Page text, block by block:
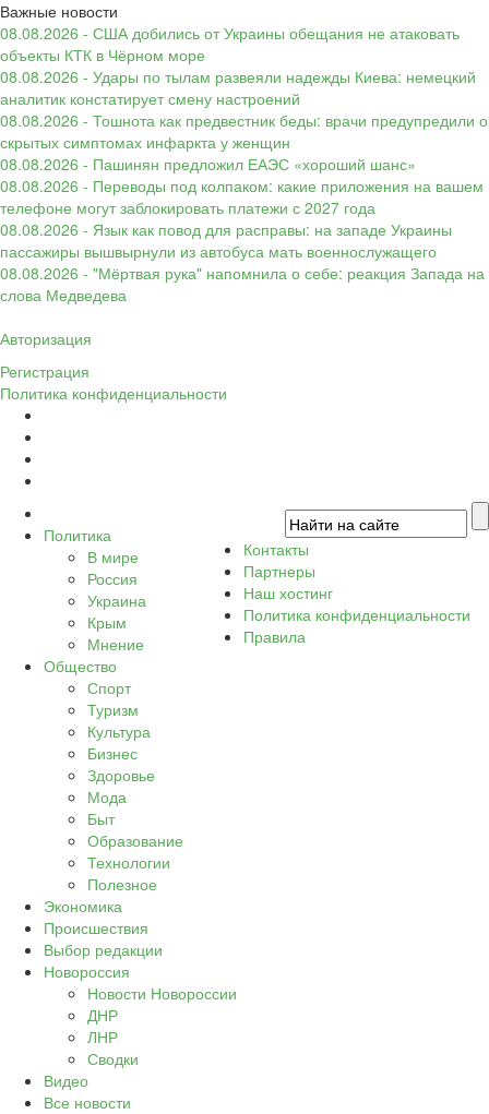
Важные новости
08.08.2026 - США добились от Украины обещания не атаковать
объекты КТК в Чёрном море
08.08.2026 - Удары по тылам развеяли надежды Киева: немецкий
аналитик констатирует смену настроений
08.08.2026 - Тошнота как предвестник беды: врачи предупредили о
скрытых симптомах инфаркта у женщин
08.08.2026 - Пашинян предложил ЕАЭС «хороший шанс»
08.08.2026 - Переводы под колпаком: какие приложения на вашем
телефоне могут заблокировать платежи с 2027 года
08.08.2026 - Язык как повод для расправы: на западе Украины
пассажиры вышвырнули из автобуса мать военнослужащего
08.08.2026 - "Мёртвая рука" напомнила о себе: реакция Запада на
слова Медведева
Авторизация
Регистрация
Политика конфиденциальности
Политика
В мире
Россия
Украина
Крым
Мнение
Общество
Спорт
Туризм
Культура
Бизнес
Здоровье
Мода
Быт
Образование
Технологии
Полезное
Экономика
Происшествия
Выбор редакции
Новороссия
Новости Новороссии
ДНР
ЛНР
Сводки
Видео
Все новости
Контакты
Партнеры
Наш хостинг
Политика конфиденциальности
Правила